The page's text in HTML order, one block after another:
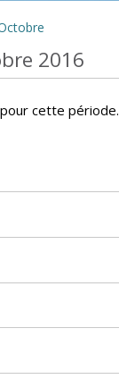
2016
cette période.